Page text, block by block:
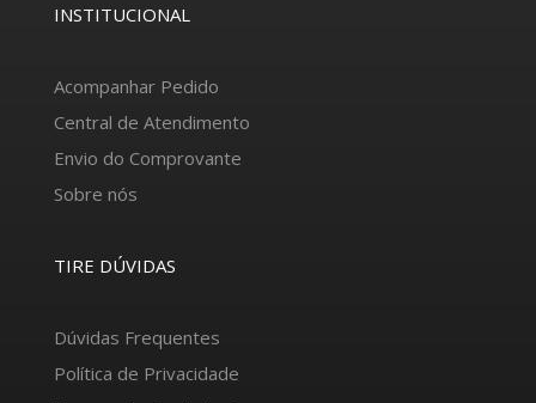
INSTITUCIONAL
Acompanhar Pedido
Central de Atendimento
Envio do Comprovante
Sobre nós
TIRE DÚVIDAS
Dúvidas Frequentes
Política de Privacidade